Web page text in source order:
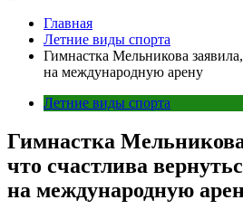
Главная
Летние виды спорта
Гимнастка Мельникова
на международную арену
Летние виды спорта
Гимнастка
что счастлива
на международную